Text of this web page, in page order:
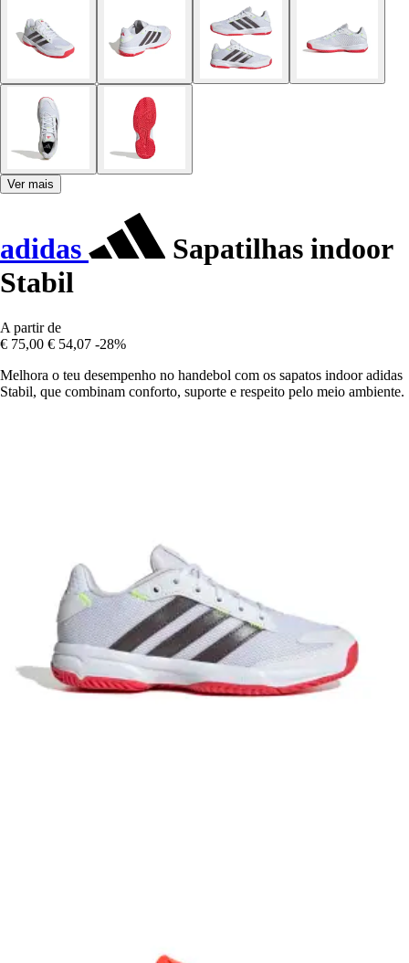
Ver mais
adidas
Sapatilhas indoor
Stabil
A partir de
€ 75,00 € 54,07 -28%
Melhora o teu desempenho no handebol com os sapatos indoor adidas
Stabil, que combinam conforto, suporte e respeito pelo meio ambiente.